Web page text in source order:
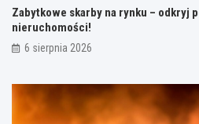
Zabytkowe skarby na rynku – odkryj
nieruchomości!
6 sierpnia 2026